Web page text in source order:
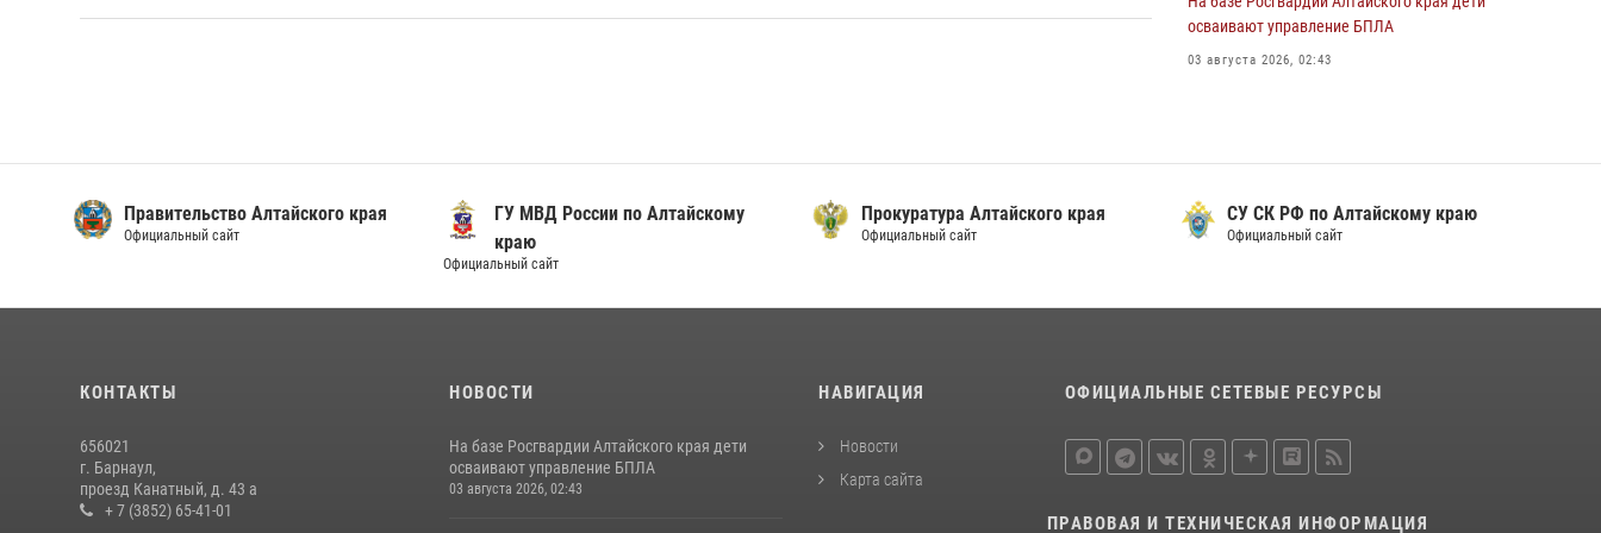
охраны Росгвардии по Алтайскому краю
осваивают управление БПЛА
03 августа 2026, 02:43
Правительство Алтайского края
Официальный сайт
ГУ МВД России по Алтайскому
краю
Официальный сайт
Прокуратура Алтайского края
Официальный сайт
СУ СК РФ по Алтайскому краю
Официальный сайт
КОНТАКТЫ
656021
г. Барнаул,
проезд Канатный, д. 43 а
+ 7 (3852) 65-41-01
НОВОСТИ
На базе Росгвардии Алтайского края дети
осваивают управление БПЛА
03 августа 2026, 02:43
НАВИГАЦИЯ
Новости
Карта сайта
ОФИЦИАЛЬНЫЕ СЕТЕВЫЕ РЕСУРСЫ
ПРАВОВАЯ И ТЕХНИЧЕСКАЯ ИНФОРМАЦИЯ